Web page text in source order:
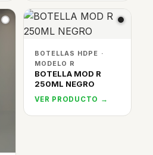
BOTELLAS HDPE ·
MODELO R
BOTELLA MOD R
250ML NEGRO
VER PRODUCTO →